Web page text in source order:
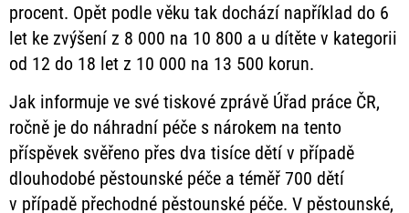
procent. Opět podle věku tak dochází například do 6
let ke zvýšení z 8 000 na 10 800 a u dítěte v kategorii
od 12 do 18 let z 10 000 na 13 500 korun.
Jak informuje ve své tiskové zprávě Úřad práce ČR,
ročně je do náhradní péče s nárokem na tento
příspěvek svěřeno přes dva tisíce dětí v případě
dlouhodobé pěstounské péče a téměř 700 dětí
v případě přechodné pěstounské péče. V pěstounské,